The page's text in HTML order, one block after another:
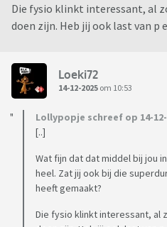
Die fysio klinkt interessant, al
doen zijn. Heb jij ook last van p
Loeki72
14-12-2025 om 10:53
Lollypopje schreef op 14-12-
[..]
Wat fijn dat dat middel bij jou
heel. Zat jij ook bij die
heeft gemaakt?
Die fysio klinkt interessant, al